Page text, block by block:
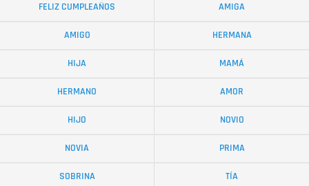
FELIZ CUMPLEAÑOS AMIGA
AMIGO HERMANA
HIJA MAMÁ
HERMANO AMOR
HIJO NOVIO
NOVIA PRIMA
SOBRINA TÍA